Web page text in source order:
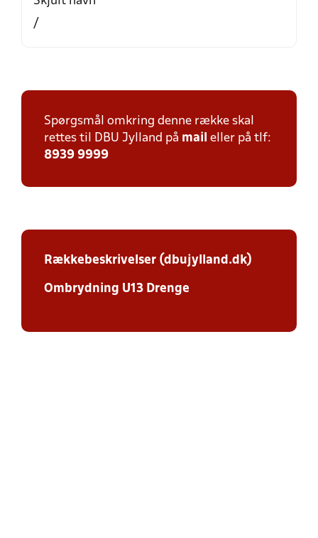
/
Spørgsmål omkring denne række skal
rettes til DBU Jylland på mail eller på tlf:
8939 9999
Rækkebeskrivelser (dbujylland.dk)
Ombrydning U13 Drenge